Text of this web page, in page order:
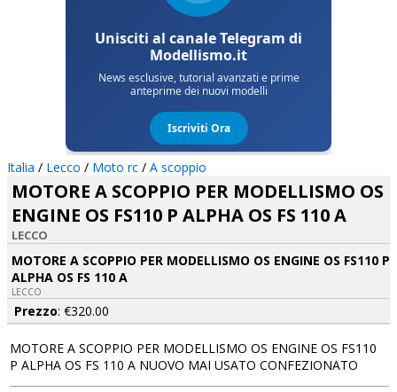
Italia / Lecco / Moto rc / A scoppio
MOTORE A SCOPPIO PER MODELLISMO OS
ENGINE OS FS110 P ALPHA OS FS 110 A
LECCO
MOTORE A SCOPPIO PER MODELLISMO OS ENGINE OS FS110 P
ALPHA OS FS 110 A
LECCO
Prezzo: €320.00
MOTORE A SCOPPIO PER MODELLISMO OS ENGINE OS FS110
P ALPHA OS FS 110 A NUOVO MAI USATO CONFEZIONATO